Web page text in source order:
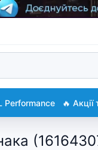
Performance 🔥